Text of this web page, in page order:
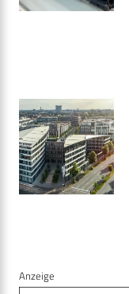
Anzeige